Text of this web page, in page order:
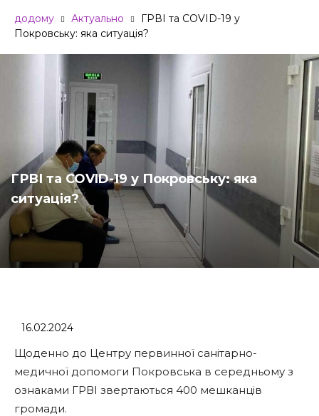
додому Актуально
ГРВІ та COVID-19 у
Покровську: яка ситуація?
ГРВІ та COVID-19 у Покровську: яка
ситуація?
16.02.2024
Щоденно до Центру первинної санітарно-
медичної допомоги Покровська в середньому з
ознаками ГРВІ звертаються 400 мешканців
громади.